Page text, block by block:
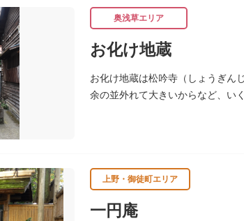
「集まる」という縁起の良い意味
巡拝しましょう。
江戸文化発祥の地といわれる浅草
訪ねながら江戸文化の面影を偲ん
御利益にあやかりながらの散策は
奥浅草エリア
お化け地蔵
お化け地蔵は松吟寺（しょうぎん
余の並外れて大きいからなど、い
上野・御徒町エリア
一円庵